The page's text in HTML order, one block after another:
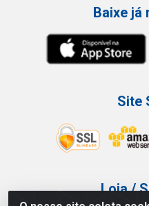
Baixe já
Site
Loja /